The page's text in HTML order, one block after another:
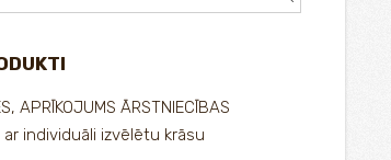
APRĪKOJUMS ĀRSTNIECĪBAS
ar individuāli izvēlētu krāsu